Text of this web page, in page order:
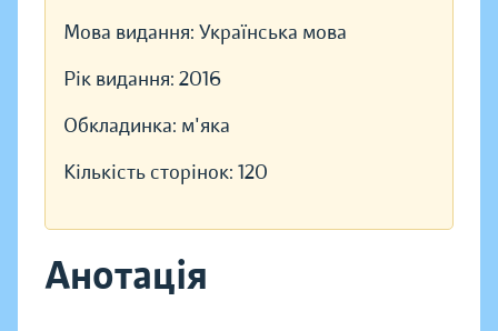
Мова видання: Українська мова
Рік видання: 2016
Обкладинка: м'яка
Кількість сторінок: 120
Анотація